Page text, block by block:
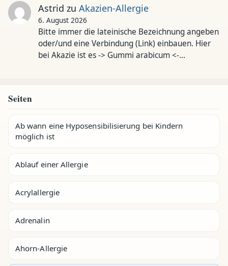
Astrid zu Akazien-Allergie
6. August 2026
Bitte immer die lateinische Bezeichnung angeben
oder/und eine Verbindung (Link) einbauen. Hier
bei Akazie ist es -> Gummi arabicum <-…
Seiten
Ab wann eine Hyposensibilisierung bei Kindern
möglich ist
Ablauf einer Allergie
Acrylallergie
Adrenalin
Ahorn-Allergie